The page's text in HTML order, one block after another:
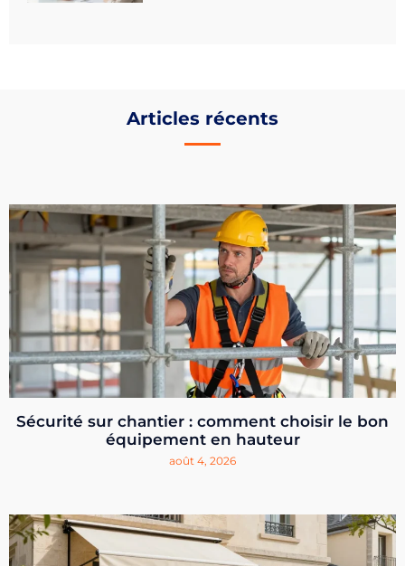
Articles récents
Sécurité sur chantier : comment choisir le bon
équipement en hauteur
août 4, 2026